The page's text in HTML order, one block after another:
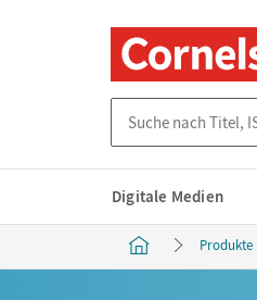
Digitale Medien
Produkte